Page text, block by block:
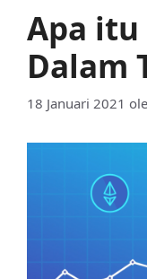
Apa
Dalam
18 Januari 2021